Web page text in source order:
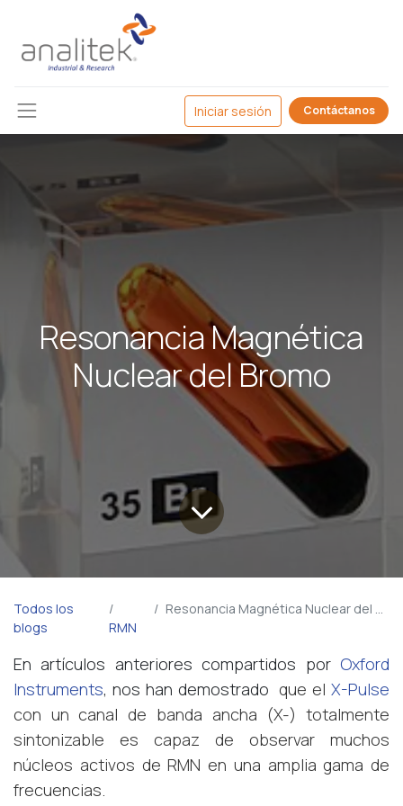
Iniciar sesión Contáctanos
Resonancia Magnética
Nuclear del Bromo
Todos los
blogs
RMN
Resonancia Magnética Nuclear del Bromo
En artículos anteriores compartidos por Oxford
Instruments, nos han demostrado que elX-Pulse
con un canal de banda ancha (X-) totalmente
sintonizable es capaz de observar muchos
núcleos activos de RMN en una amplia gama de
frecuencias.